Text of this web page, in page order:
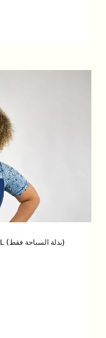
قطعة واحدة بأكمام قصيرة وساق قصيرة – HOL (بدلة السباحة فقط)